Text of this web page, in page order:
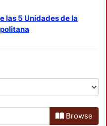
las 5 Unidades de la
Browse